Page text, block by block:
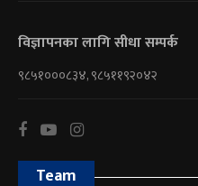
विज्ञापनका लागि सीधा सम्पर्क
९८५१०००८३४, ९८५११९२०४२
Team